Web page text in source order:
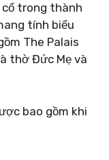
cổ trong thành
tính biểu
The Palais
thờ Đức Mẹ và
bao gồm khi